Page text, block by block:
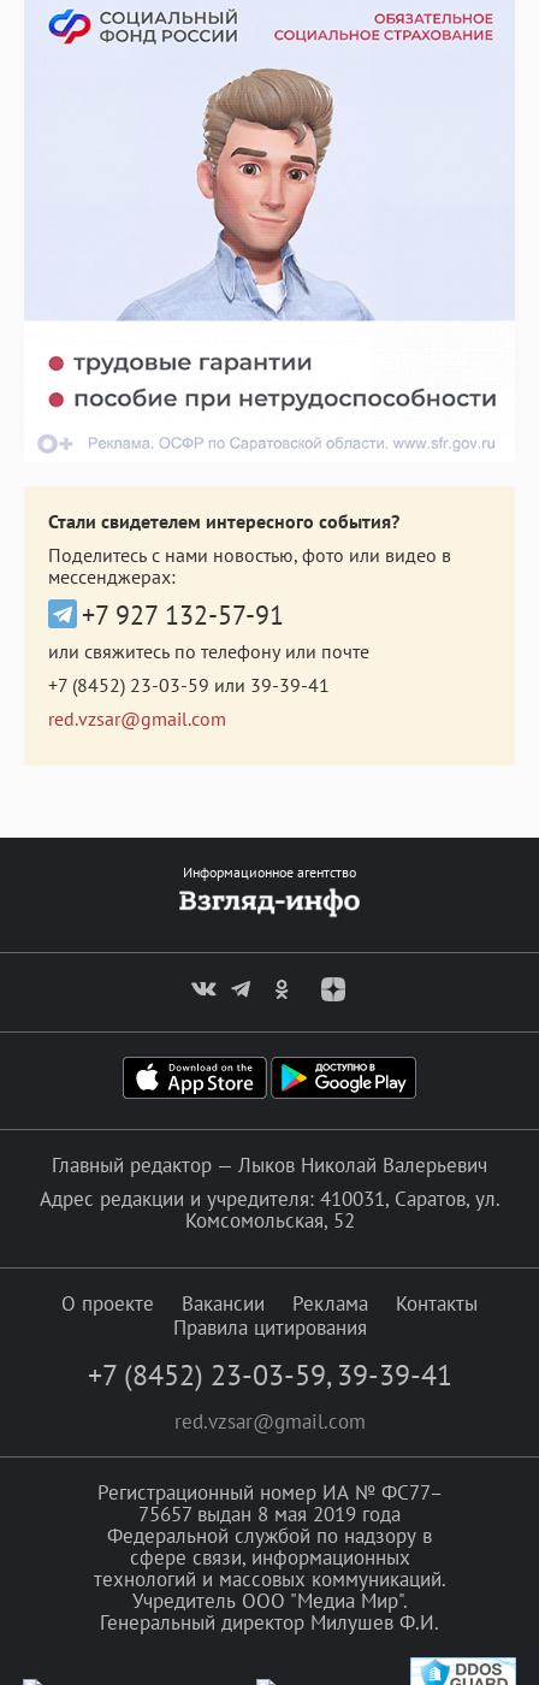
Стали свидетелем интересного события?
Поделитесь с нами новостью, фото или видео в
мессенджерах:
+7 927 132-57-91
или свяжитесь по телефону или почте
+7 (8452) 23-03-59 или 39-39-41
red.vzsar@gmail.com
Информационное агентство
Главный редактор — Лыков Николай Валерьевич
Адрес редакции и учредителя: 410031, Саратов, ул.
Комсомольская, 52
О проекте Вакансии Реклама
Контакты
Правила цитирования
+7 (8452) 23-03-59, 39-39-41
red.vzsar@gmail.com
Регистрационный номер ИА № ФС77–
75657 выдан 8 мая 2019 года
Федеральной службой по надзору в
сфере связи, информационных
технологий и массовых коммуникаций.
Учредитель ООО "Медиа Мир".
Генеральный директор Милушев Ф.И.